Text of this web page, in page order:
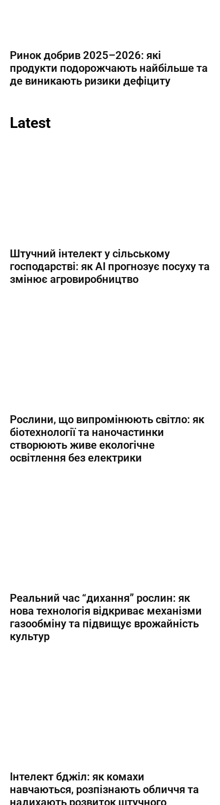
Ринок добрив 2025–2026: які
продукти подорожчають найбільше та
де виникають ризики дефіциту
Latest
Штучний інтелект у сільському
господарстві: як AI прогнозує посуху та
змінює агровиробництво
Рослини, що випромінюють світло: як
біотехнології та наночастинки
створюють живе екологічне
освітлення без електрики
Реальний час “дихання” рослин: як
нова технологія відкриває механізми
газообміну та підвищує врожайність
культур
Інтелект бджіл: як комахи
навчаються, розпізнають обличчя та
надихають розвиток штучного